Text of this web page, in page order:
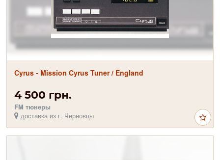
Cyrus - Mission Cyrus Tuner / England
4 500 грн.
FM тюнеры
доставка из г. Черновцы